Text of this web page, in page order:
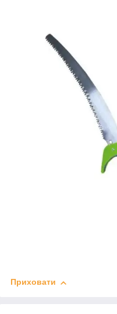
Приховати